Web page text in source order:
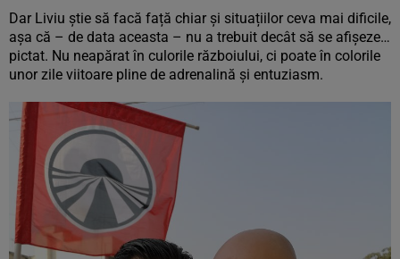
Dar Liviu știe să facă față chiar și situațiilor ceva mai dificile,
așa că – de data aceasta – nu a trebuit decât să se afișeze…
pictat. Nu neapărat în culorile războiului, ci poate în colorile
unor zile viitoare pline de adrenalină și entuziasm.